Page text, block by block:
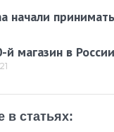
начали
й магазин в России
в статьях: